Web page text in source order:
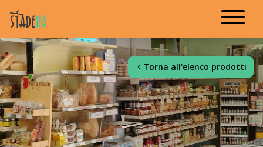
Torna all'elenco prodotti